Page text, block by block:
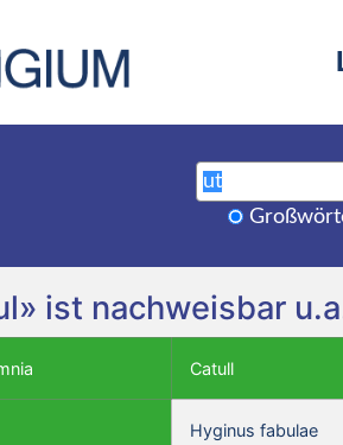
ist nachweisbar
Catull
Hyginus fabulae